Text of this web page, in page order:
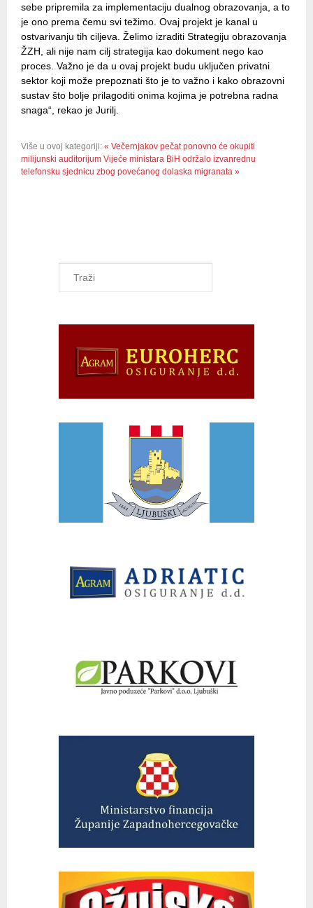
sebe pripremila za implementaciju dualnog obrazovanja, a to
je ono prema čemu svi težimo. Ovaj projekt je kanal u
ostvarivanju tih ciljeva. Želimo izraditi Strategiju obrazovanja
ŽZH, ali nije nam cilj strategija kao dokument nego kao
proces. Važno je da u ovaj projekt budu uključen privatni
sektor koji može prepoznati što je to važno i kako obrazovni
sustav što bolje prilagoditi onima kojima je potrebna radna
snaga“, rekao je Jurilj.
Više u ovoj kategoriji: « Večernjakov pečat ponovno će okupiti
milijunski auditorijum Vijeće ministara BiH održalo izvanrednu
telefonsku sjednicu zbog povećanog dolaska migranata »